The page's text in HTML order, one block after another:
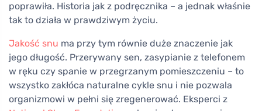
poprawiła. Historia jak z podręcznika – a jednak właśnie
tak to działa w prawdziwym życiu.
Jakość snu ma przy tym równie duże znaczenie jak
jego długość. Przerywany sen, zasypianie z telefonem
w ręku czy spanie w przegrzanym pomieszczeniu – to
wszystko zakłóca naturalne cykle snu i nie pozwala
organizmowi w pełni się zregenerować. Eksperci z